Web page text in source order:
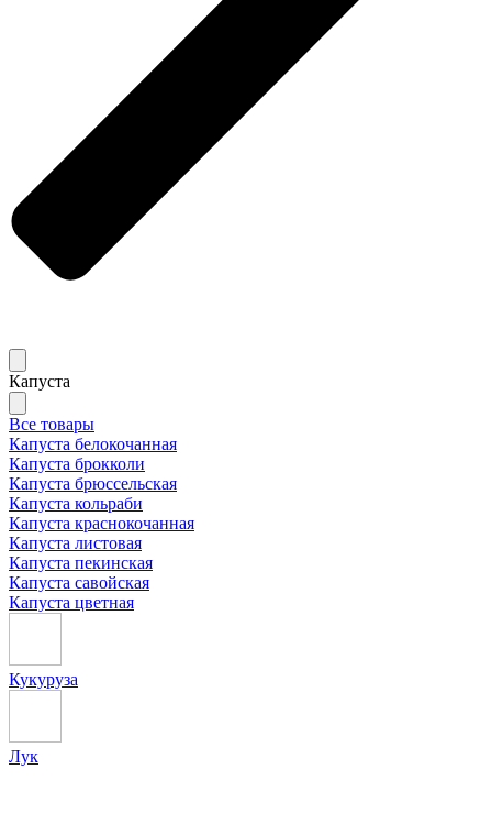
Капуста
Все товары
Капуста белокочанная
Капуста брокколи
Капуста брюссельская
Капуста кольраби
Капуста краснокочанная
Капуста листовая
Капуста пекинская
Капуста савойская
Капуста цветная
Кукуруза
Лук